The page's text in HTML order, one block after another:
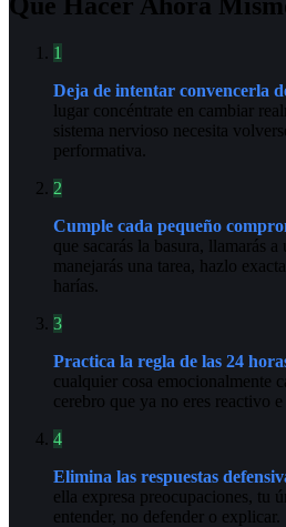
1
Deja de intentar convencerla
lugar concéntrate en cambiar
sistema nervioso necesita
performativa.
2
Cumple cada pequeño
que sacarás la basura, llamarás
manejarás una tarea, hazlo
harías.
3
Practica la regla de las 24
cualquier cosa emocionalmente
cerebro que ya no eres reactivo
4
Elimina las respuestas
ella expresa preocupaciones, tu
entender, no defender o explicar.